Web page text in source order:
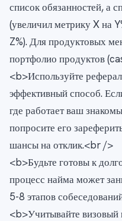
список обязанностей, а
(увеличил метрику X на
Z%). Для продуктовых
портфолио продуктов
<b>Используйте
эффективный способ.
где работает ваш
попросите его
шансы на отклик.<br />
<b>Будьте готовы к
процесс найма может
5-8 этапов
<b>Учитывайте